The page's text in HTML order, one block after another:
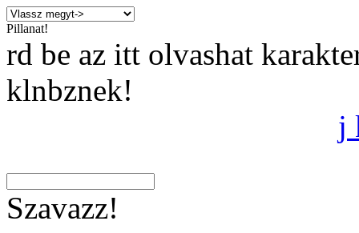
Pillanat!
rd be az itt olvashat
klnbznek!
j
Szavazz!